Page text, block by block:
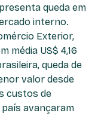
queda em
interno.
Exterior,
média US$ 4,16
queda de
valor desde
custos de
avançaram